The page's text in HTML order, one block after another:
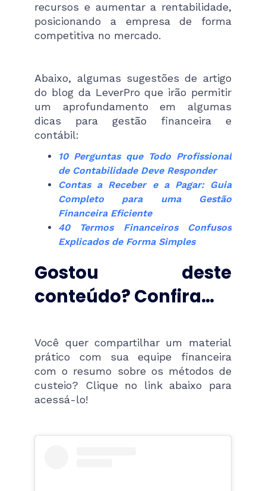
recursos e aumentar a rentabilidade,
posicionando a empresa de forma
competitiva no mercado.
Abaixo, algumas sugestões de artigo
do blog da LeverPro que irão permitir
um aprofundamento em algumas
dicas para gestão financeira e
contábil:
10 Perguntas que Todo Profissional
de Contabilidade Deve Responder
Contas a Receber e a Pagar: Guia
Completo para uma Gestão
Financeira Eficiente
40 Termos Financeiros Confusos
Explicados de Forma Simples
Gostou deste
conteúdo? Confira…
Você quer compartilhar um material
prático com sua equipe financeira
com o resumo sobre os métodos de
custeio? Clique no link abaixo para
acessá-lo!